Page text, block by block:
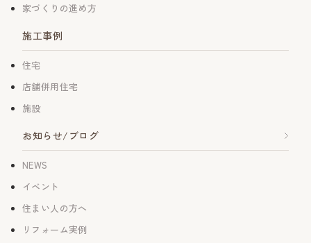
家づくりの進め方
施工事例
住宅
店舗併用住宅
施設
お知らせ/ブログ
NEWS
イベント
住まい人の方へ
リフォーム実例